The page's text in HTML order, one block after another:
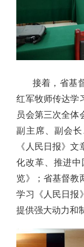
接着，省基督
红军牧师传达学
员会第三次全体
副主席、副会
《人民日报》
化改革、推进中
览》；省基督教
学习《人民日报
提供强大动力和